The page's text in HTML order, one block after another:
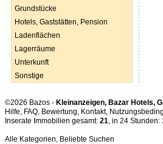
Grundstücke
Hotels, Gaststätten, Pension
Ladenflächen
Lagerräume
Unterkunft
Sonstige
©2026 Bazos - Kleinanzeigen, Bazar Hotels,
Hilfe, FAQ, Bewertung, Kontakt,
Inserate Immobilien gesamt: 21, in 24 Stunden:
Alle Kategorien, Beliebte Suchen